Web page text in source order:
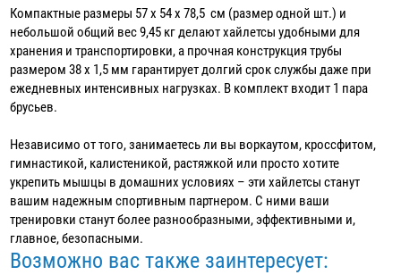
Компактные размеры 57 х 54 х 78,5 см (размер одной шт.) и
небольшой общий вес 9,45 кг делают хайлетсы удобными для
хранения и транспортировки, а прочная конструкция трубы
размером 38 х 1,5 мм гарантирует долгий срок службы даже при
ежедневных интенсивных нагрузках. В комплект входит 1 пара
брусьев.
Независимо от того, занимаетесь ли вы воркаутом, кроссфитом,
гимнастикой, калистеникой, растяжкой или просто хотите
укрепить мышцы в домашних условиях – эти хайлетсы станут
вашим надежным спортивным партнером. С ними ваши
тренировки станут более разнообразными, эффективными и,
главное, безопасными.
Возможно вас также заинтересует: